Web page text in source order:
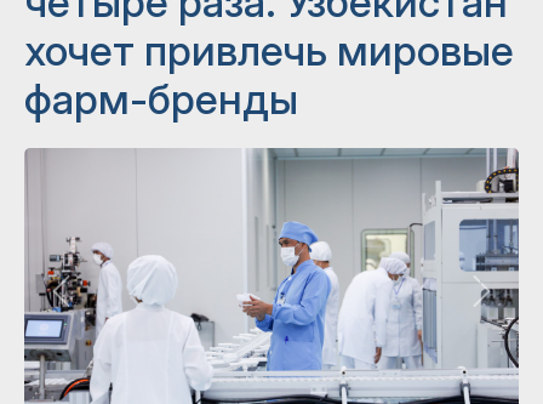
хочет привлечь мировые
фарм-бренды